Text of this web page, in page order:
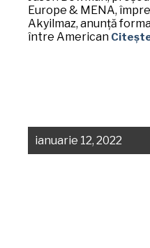
Europe & MENA,
Akyilmaz, anunță
între American
ianuarie 12, 2022